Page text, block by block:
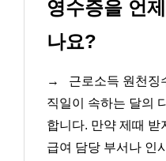
영수증을 언
나요?
→
근로소득 원천징
직일이 속하는 달의
합니다. 만약 제때 받
급여 담당 부서나 인